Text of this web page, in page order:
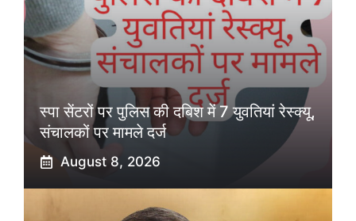
स्पा सेंटरों पर पुलिस की दबिश में 7 युवतियां रेस्क्यू,
संचालकों पर मामले दर्ज
August 8, 2026